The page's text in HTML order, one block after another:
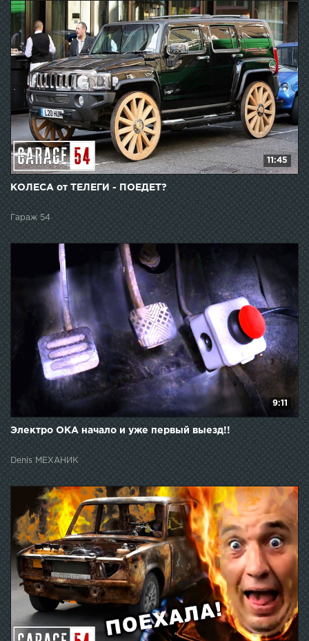
11:45
КОЛЕСА от ТЕЛЕГИ - ПОЕДЕТ?
Гараж 54
9:11
Электро ОКА начало и уже первый выезд!!
Denis МЕХАНИК